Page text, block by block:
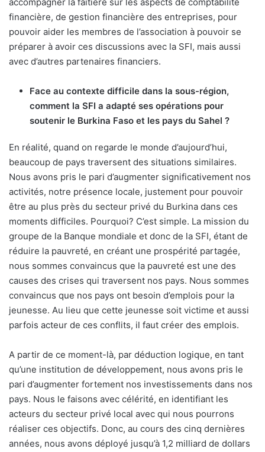
financière, de gestion financière des entreprises, pour
pouvoir aider les membres de l’association à pouvoir se
préparer à avoir ces discussions avec la SFI, mais aussi
avec d’autres partenaires financiers.
Face au contexte difficile dans la sous-région,
comment la SFI a adapté ses opérations pour
soutenir le Burkina Faso et les pays du Sahel ?
En réalité, quand on regarde le monde d’aujourd’hui,
beaucoup de pays traversent des situations similaires.
Nous avons pris le pari d’augmenter significativement nos
activités, notre présence locale, justement pour pouvoir
être au plus près du secteur privé du Burkina dans ces
moments difficiles. Pourquoi? C’est simple. La mission du
groupe de la Banque mondiale et donc de la SFI, étant de
réduire la pauvreté, en créant une prospérité partagée,
nous sommes convaincus que la pauvreté est une des
causes des crises qui traversent nos pays. Nous sommes
convaincus que nos pays ont besoin d’emplois pour la
jeunesse. Au lieu que cette jeunesse soit victime et aussi
parfois acteur de ces conflits, il faut créer des emplois.
A partir de ce moment-là, par déduction logique, en tant
qu’une institution de développement, nous avons pris le
pari d’augmenter fortement nos investissements dans nos
pays. Nous le faisons avec célérité, en identifiant les
acteurs du secteur privé local avec qui nous pourrons
réaliser ces objectifs. Donc, au cours des cinq dernières
années, nous avons déployé jusqu’à 1,2 milliard de dollars